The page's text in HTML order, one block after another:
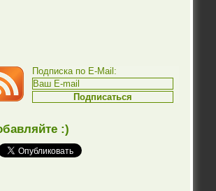
Подписка по E-Mail:
:)